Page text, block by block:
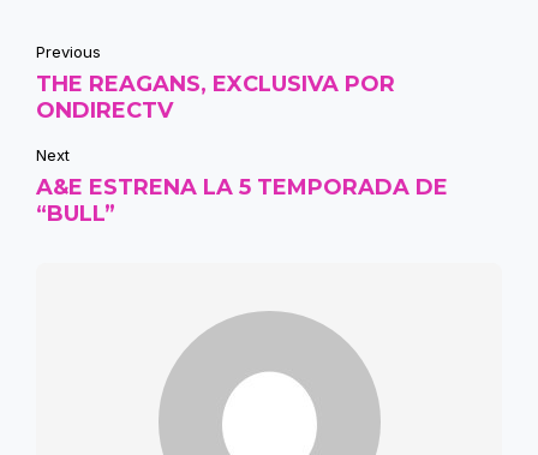
Previous
THE REAGANS, EXCLUSIVA POR
ONDIRECTV
Next
A&E ESTRENA LA 5 TEMPORADA DE
“BULL”